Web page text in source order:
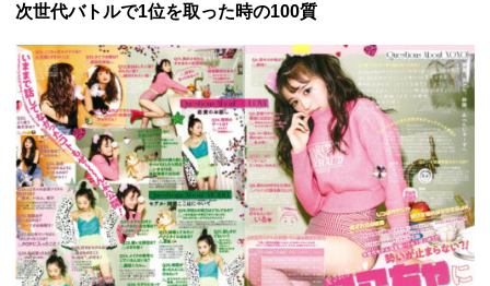
次世代バトルで1位を取った時の100質